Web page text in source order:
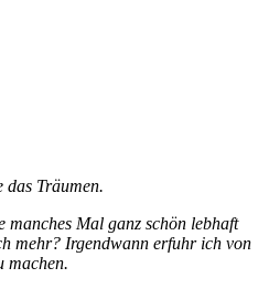
das Träumen.
manches Mal ganz schön lebhaft
mehr? Irgendwann erfuhr ich von
machen.